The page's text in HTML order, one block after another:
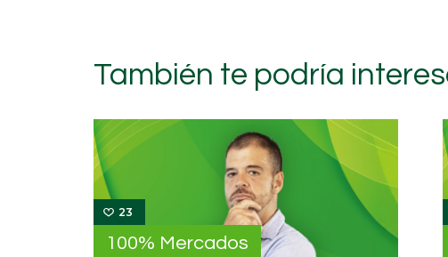
También te podría
23
100% Mercados